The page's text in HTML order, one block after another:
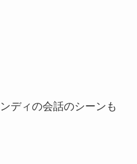
ディの会話のシーンも